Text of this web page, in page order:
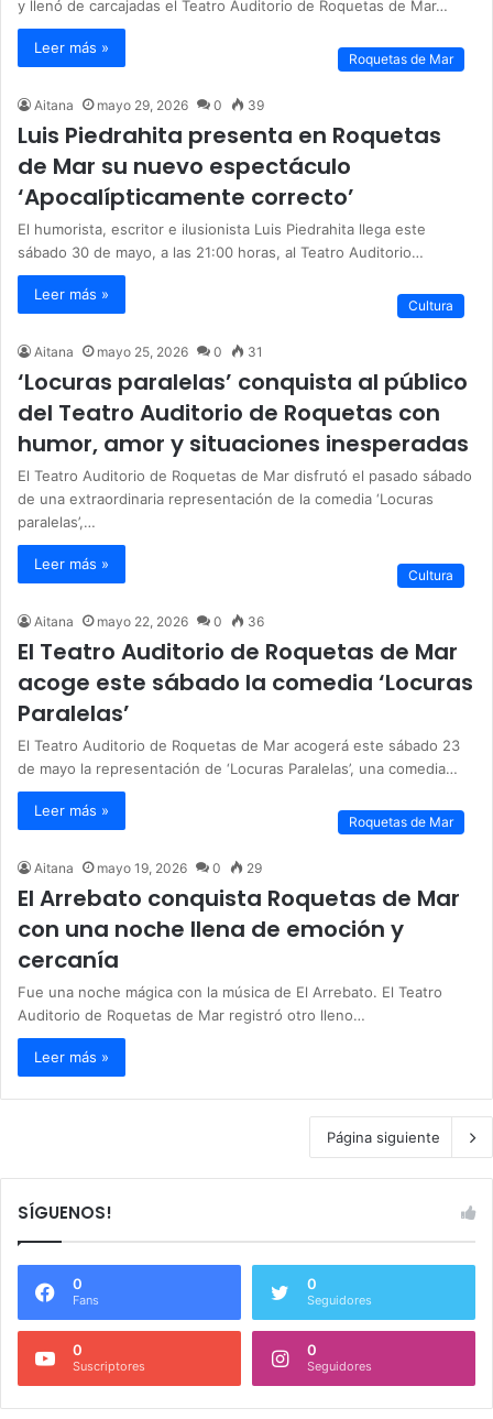
y llenó de carcajadas el Teatro Auditorio de Roquetas de Mar…
Leer más »
Roquetas de Mar
Aitana mayo 29, 2026 0 39
Luis Piedrahita presenta en Roquetas
de Mar su nuevo espectáculo
‘Apocalípticamente correcto’
El humorista, escritor e ilusionista Luis Piedrahita llega este
sábado 30 de mayo, a las 21:00 horas, al Teatro Auditorio…
Leer más »
Cultura
Aitana mayo 25, 2026 0 31
‘Locuras paralelas’ conquista al público
del Teatro Auditorio de Roquetas con
humor, amor y situaciones inesperadas
El Teatro Auditorio de Roquetas de Mar disfrutó el pasado sábado
de una extraordinaria representación de la comedia ‘Locuras
paralelas’,…
Leer más »
Cultura
Aitana mayo 22, 2026 0 36
El Teatro Auditorio de Roquetas de Mar
acoge este sábado la comedia ‘Locuras
Paralelas’
El Teatro Auditorio de Roquetas de Mar acogerá este sábado 23
de mayo la representación de ‘Locuras Paralelas’, una comedia…
Leer más »
Roquetas de Mar
Aitana mayo 19, 2026 0 29
El Arrebato conquista Roquetas de Mar
con una noche llena de emoción y
cercanía
Fue una noche mágica con la música de El Arrebato. El Teatro
Auditorio de Roquetas de Mar registró otro lleno…
Leer más »
Página siguiente
SÍGUENOS!
0
Fans
0
Seguidores
0
Suscriptores
0
Seguidores